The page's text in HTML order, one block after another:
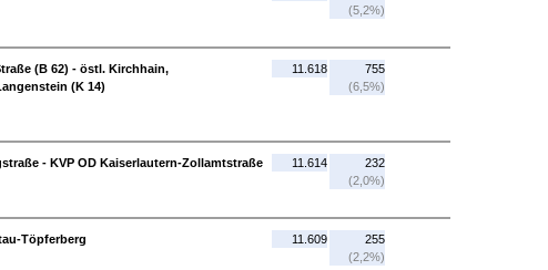
(5,2%)
(B 62) - östl. Kirchhain,
(K 14)
11.618
755
(6,5%)
- KVP OD Kaiserlautern-Zollamtstraße
11.614
232
(2,0%)
Töpferberg
11.609
255
(2,2%)